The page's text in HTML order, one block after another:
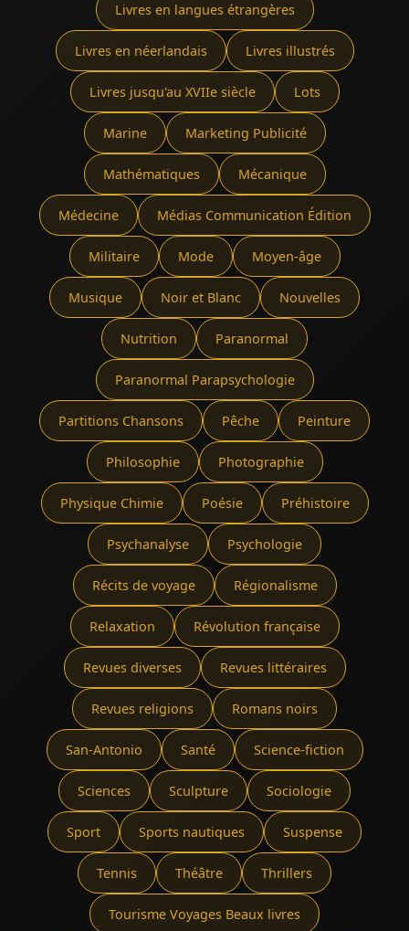
Livres en langues étrangères
Livres en néerlandais Livres illustrés
Livres jusqu'au XVIIe siècle Lots
Marine Marketing Publicité
Mathématiques Mécanique
Médecine Médias Communication Édition
Militaire Mode Moyen-âge
Musique Noir et Blanc Nouvelles
Nutrition Paranormal
Paranormal Parapsychologie
Partitions Chansons Pêche Peinture
Philosophie Photographie
Physique Chimie Poésie Préhistoire
Psychanalyse Psychologie
Récits de voyage Régionalisme
Relaxation Révolution française
Revues diverses Revues littéraires
Revues religions Romans noirs
San-Antonio Santé Science-fiction
Sciences Sculpture Sociologie
Sport Sports nautiques Suspense
Tennis Théâtre Thrillers
Tourisme Voyages Beaux livres